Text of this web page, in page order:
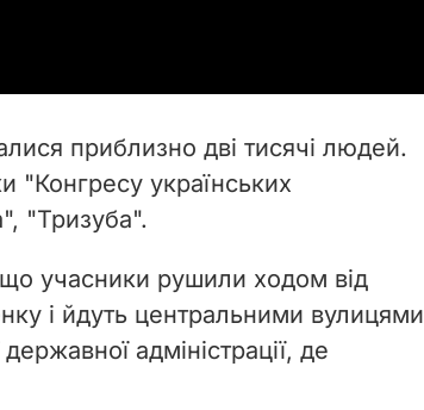
i
d
e
o
приблизно дві тисячі людей.
"Конгресу українських
"Тризуба".
учасники рушили ходом від
і йдуть центральними вулицями
адміністрації, де